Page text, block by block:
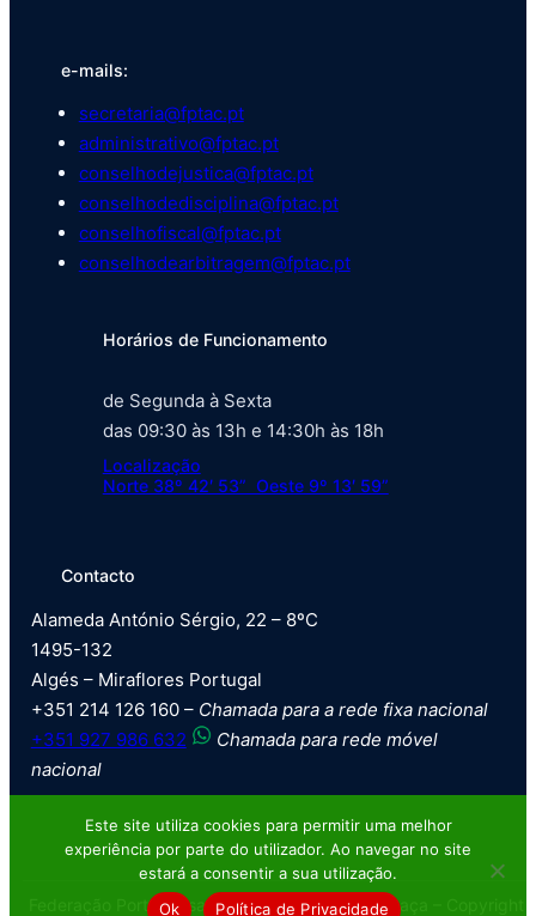
e-mails:
secretaria@fptac.pt
administrativo@fptac.pt
conselhodejustica@fptac.pt
conselhodedisciplina@fptac.pt
conselhofiscal@fptac.pt
conselhodearbitragem@fptac.pt
Horários de Funcionamento
de Segunda à Sexta
das 09:30 às 13h e 14:30h às 18h
Localização
Norte 38º 42′ 53” Oeste 9º 13′ 59”
Contacto
Alameda António Sérgio, 22 – 8ºC
1495-132
Algés – Miraflores Portugal
+351 214 126 160 – Chamada para a rede fixa nacional
+351 927 986 632
Chamada para rede móvel
nacional
Federação Portuguesa de Tiro com Armas de Caça – Copyright
Este site utiliza cookies para permitir uma melhor
experiência por parte do utilizador. Ao navegar no site
estará a consentir a sua utilização.
Ok
Política de Privacidade